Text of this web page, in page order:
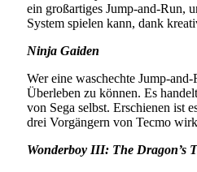
ein großartiges Jump-and-Run,
System spielen kann, dank
Ninja Gaiden
Wer eine waschechte Jump-
Überleben zu können. Es
von Sega selbst. Erschienen ist
drei Vorgängern von Tecmo
Wonderboy III: The Dragon’s